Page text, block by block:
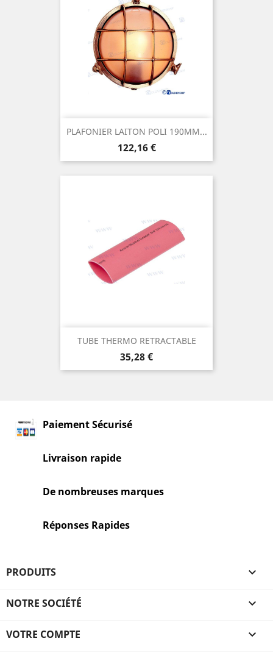
PLAFONIER LAITON POLI 190MM...
Prix
122,16 €
TUBE THERMO RETRACTABLE
Prix
35,28 €
Paiement Sécurisé
Livraison rapide
De nombreuses marques
Réponses Rapides
PRODUITS 
NOTRE SOCIÉTÉ 
VOTRE COMPTE 